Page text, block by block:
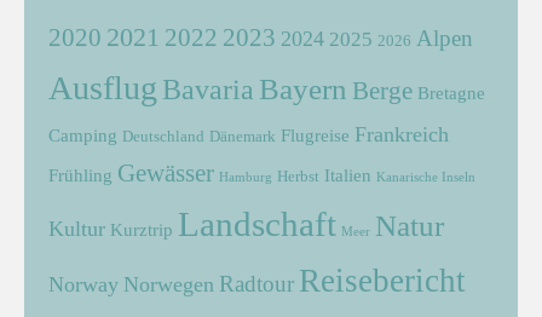
2020 2021 2022 2023 2024 2025 2026 Alpen
Ausflug Bavaria Bayern Berge Bretagne
Camping Deutschland Dänemark Flugreise Frankreich
Frühling Gewässer Hamburg Herbst Italien Kanarische Inseln
Kultur Kurztrip Landschaft Meer Natur
Norway Norwegen Radtour Reisebericht